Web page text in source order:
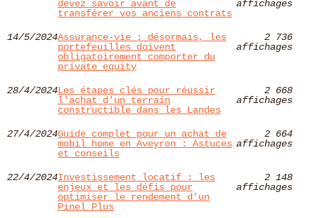
devez savoir avant de
transférer vos anciens contrats
affichages
14/5/2024Assurance-vie : désormais, les
portefeuilles doivent
obligatoirement comporter du
private equity
2 736
affichages
28/4/2024Les étapes clés pour réussir
l'achat d'un terrain
constructible dans les Landes
2 668
affichages
27/4/2024Guide complet pour un achat de
mobil home en Aveyron : Astuces
et conseils
2 664
affichages
22/4/2024Investissement locatif : les
enjeux et les défis pour
optimiser le rendement d’un
Pinel Plus
2 148
affichages